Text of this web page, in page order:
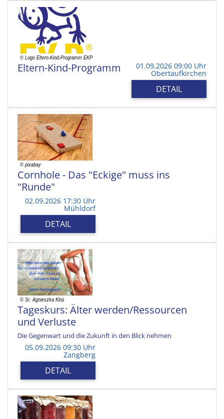
Eltern-Kind-Programm 01.09.2026 09:00 Uhr
Obertaufkirchen
DETAIL
Cornhole - Das "Eckige" muss ins
"Runde"
02.09.2026 17:30 Uhr
Mühldorf
DETAIL
Tageskurs: Älter werden/Ressourcen
und Verluste
Die Gegenwart und die Zukunft in den Blick nehmen
05.09.2026 09:30 Uhr
Zangberg
DETAIL